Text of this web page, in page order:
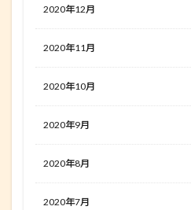
2020年12月
2020年11月
2020年10月
2020年9月
2020年8月
2020年7月